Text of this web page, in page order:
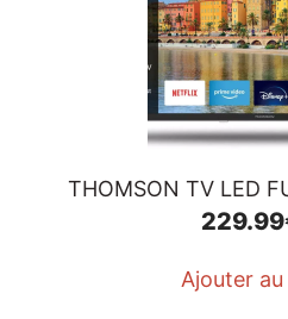
THOMSON TV LED
229.99
Ajouter